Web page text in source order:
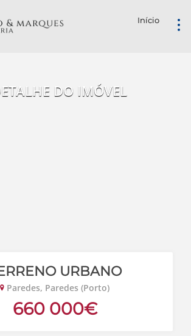
Início
DO IMÓVEL
URBANO
Paredes, Paredes (Porto)
660 000€